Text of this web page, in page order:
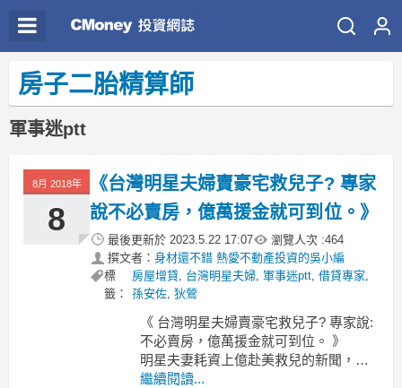
房子二胎精算師
軍事迷ptt
8月 2018年
8
《台灣明星夫婦賣豪宅救兒子? 專家
說不必賣房，億萬援金就可到位。》
最後更新於 2023.5.22 17:07 瀏覽人次 :464
撰文者： 身材還不錯 熱愛不動產投資的吳小編
標
籤：
房屋增貸, 台灣明星夫婦,軍事迷ptt,借貸專家,
孫安佐,狄鶯
《 台灣明星夫婦賣豪宅救兒子? 專家說:
不必賣房，億萬援金就可到位。 》
明星夫妻耗資上億赴美救兒的新聞，近
日引起國內民眾的深切關注，兩人在全
繼續閱讀...